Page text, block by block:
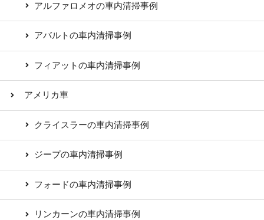
アルファロメオの車内清掃事例
アバルトの車内清掃事例
フィアットの車内清掃事例
アメリカ車
クライスラーの車内清掃事例
ジープの車内清掃事例
フォードの車内清掃事例
リンカーンの車内清掃事例